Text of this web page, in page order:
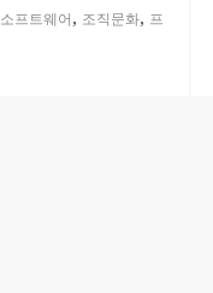
소프트웨어 , 조직문화, 프